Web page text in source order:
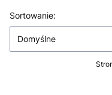
Lista produktów
Sortowanie:
Domyślne